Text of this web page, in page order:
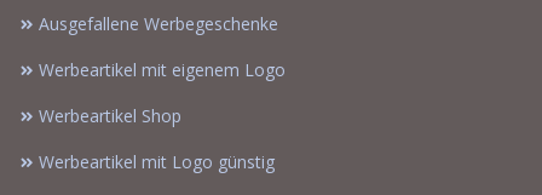
Ausgefallene Werbegeschenke
Werbeartikel mit eigenem Logo
Werbeartikel Shop
Werbeartikel mit Logo günstig